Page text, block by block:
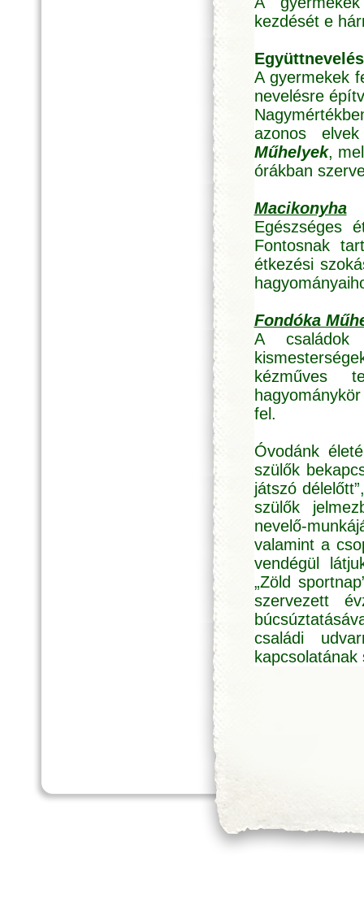
kezdését e
A gyermekek
nevelésre
azonos
Műhelyek,
órákban
Macikonyha
Egészséges
Fontosnak
étkezési
Fondóka
A
kézműves
fel.
Óvodánk
szülők
játszó
szülők
nevelő-
valamint a
vendégül
„Zöld
szervezett
családi